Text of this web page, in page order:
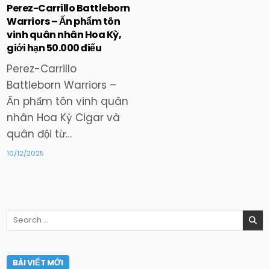
Perez-Carrillo Battleborn
Warriors – Ấn phẩm tôn
vinh quân nhân Hoa Kỳ,
giới hạn 50.000 điếu
Perez-Carrillo
Battleborn Warriors –
Ấn phẩm tôn vinh quân
nhân Hoa Kỳ Cigar và
quân đội từ…
10/12/2025
Search
BÀI VIẾT MỚI